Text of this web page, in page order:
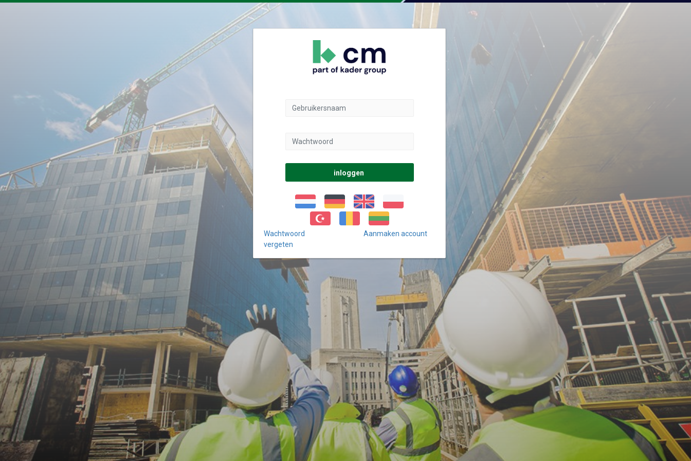
Wachtwoord
vergeten
Aanmaken account